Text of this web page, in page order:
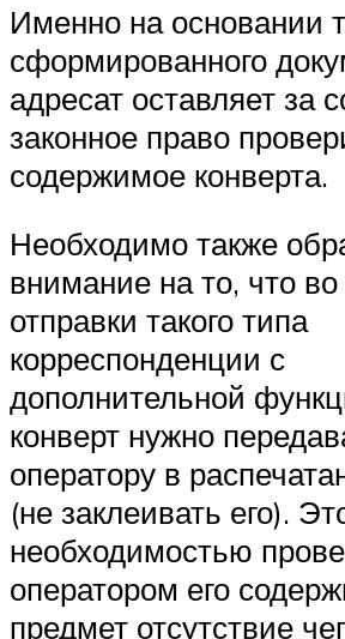
Именно на основании
сформированного
адресат оставляет за
законное право
содержимое конверта.
Необходимо также
внимание на то, что
отправки такого типа
корреспонденции с
дополнительной
конверт нужно
оператору в
(не заклеивать его).
необходимостью
оператором его
предмет отсутствие